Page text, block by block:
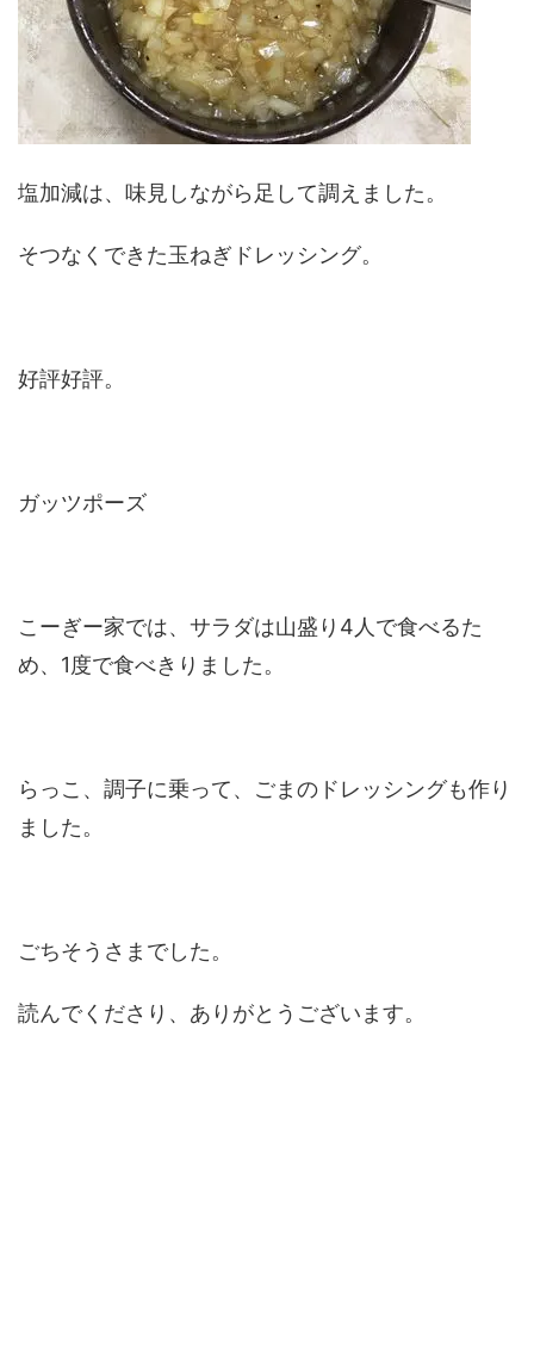
塩加減は、味見しながら足して調えました。
そつなくできた玉ねぎドレッシング。
好評好評。
ガッツポーズ
こーぎー家では、サラダは山盛り4人で食べるた
め、1度で食べきりました。
らっこ、調子に乗って、ごまのドレッシングも作り
ました。
ごちそうさまでした。
読んでくださり、ありがとうございます。